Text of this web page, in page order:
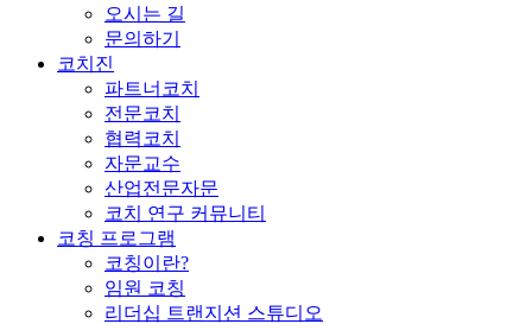
오시는 길
문의하기
코치진
파트너코치
전문코치
협력코치
자문교수
산업전문자문
코치 연구 커뮤니티
코칭 프로그램
코칭이란?
임원 코칭
리더십 트랜지션 스튜디오